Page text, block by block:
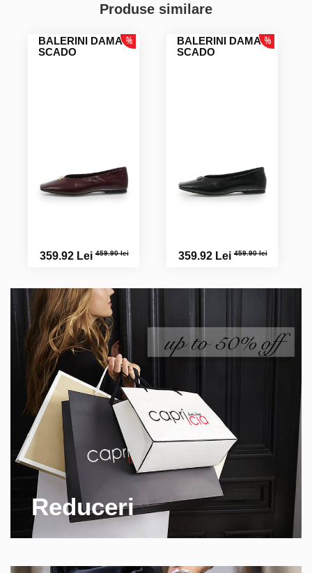
Produse similare
BALERINI DAMA
SCADO
359.92 Lei459.90 lei
BALERINI DAMA
SCADO
359.92 Lei459.90 lei
Reduceri